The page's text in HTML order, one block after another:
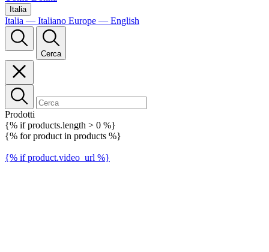
Italia
Italia — Italiano Europe — English
Cerca
Prodotti
{% if products.length > 0 %}
{% for product in products %}
{% if product.video_url %}